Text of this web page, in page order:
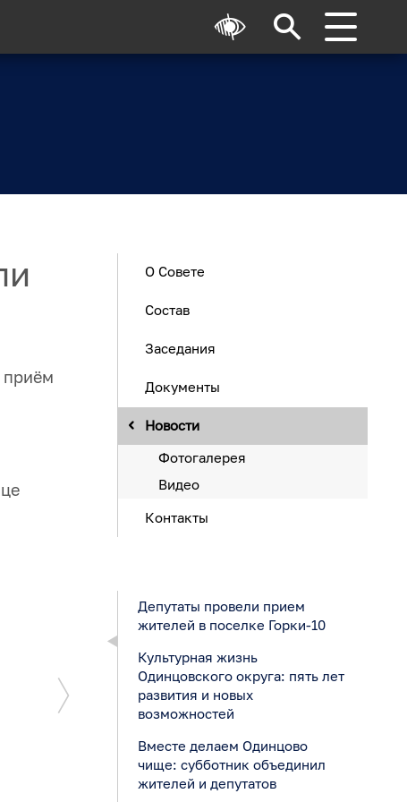
приём
О Совете
Состав
Заседания
Документы
Новости
Фотогалерея
Видео
Контакты
Депутаты провели прием
жителей в поселке Горки-10
Культурная жизнь
Одинцовского округа: пять лет
развития и новых
возможностей
Вместе делаем Одинцово
чище: субботник объединил
жителей и депутатов